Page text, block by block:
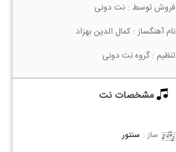
فروش توسط : نت دونی
نام آهنگساز : کمال الدین بهزاد
تنظیم :گروه نت دونی
مشخصات نت
ساز : سنتور